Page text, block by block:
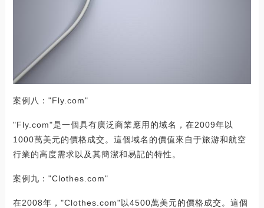
案例八："Fly.com"
"Fly.com"是一個具有廣泛商業應用的域名，在2009年以
1000萬美元的價格成交。這個域名的價值來自于旅游和航空
行業的高度需求以及其簡潔和易記的特性。
案例九："Clothes.com"
在2008年，"Clothes.com"以4500萬美元的價格成交。這個